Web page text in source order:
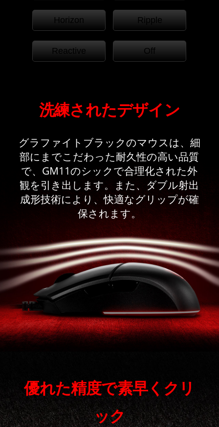
Horizon Ripple
Reactive Off
洗練されたデザイン
グラファイトブラックのマウスは、細
部にまでこだわった耐久性の高い品質
で、GM11のシックで合理化された外
観を引き出します。また、ダブル射出
成形技術により、快適なグリップが確
保されます。
優れた精度で素早くクリ
ック